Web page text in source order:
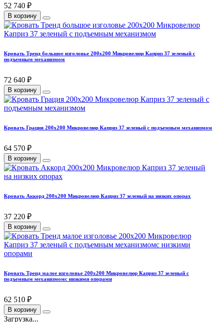
52 740 ₽
В корзину
Кровать Тренд большое изголовье 200х200 Микровелюр Каприз 37 зеленый с
подъемным механизмом
72 640 ₽
В корзину
Кровать Грация 200х200 Микровелюр Каприз 37 зеленый с подъемным механизмом
64 570 ₽
В корзину
Кровать Аккорд 200х200 Микровелюр Каприз 37 зеленый на низких опорах
37 220 ₽
В корзину
Кровать Тренд малое изголовье 200х200 Микровелюр Каприз 37 зеленый с
подъемным механизмомс низкими опорами
62 510 ₽
В корзину
Загрузка...